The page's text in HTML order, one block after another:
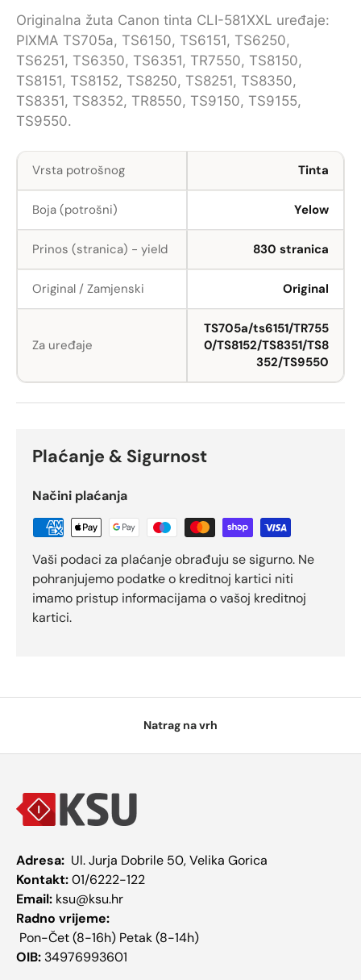
Originalna žuta Canon tinta CLI-581XXL uređaje:
PIXMA TS705a, TS6150, TS6151, TS6250,
TS6251, TS6350, TS6351, TR7550, TS8150,
TS8151, TS8152, TS8250, TS8251, TS8350,
TS8351, TS8352, TR8550, TS9150, TS9155,
TS9550.
Vrsta potrošnog Tinta
Boja (potrošni) Yelow
Prinos (stranica) - yield 830 stranica
Original / Zamjenski Original
Za uređaje
TS705a/ts6151/TR755
0/TS8152/TS8351/TS8
352/TS9550
Plaćanje & Sigurnost
Načini plaćanja
Vaši podaci za plaćanje obrađuju se sigurno. Ne
pohranjujemo podatke o kreditnoj kartici niti
imamo pristup informacijama o vašoj kreditnoj
kartici.
Natrag na vrh
Adresa: Ul. Jurja Dobrile 50, Velika Gorica
Kontakt:01/6222-122
Email: ksu@ksu.hr
Radno vrijeme:
Pon-Čet (8-16h) Petak (8-14h)
OIB: 34976993601